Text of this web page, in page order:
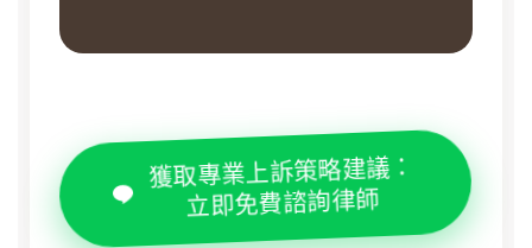
獲取專業上訴策略建議：
立即免費諮詢律師